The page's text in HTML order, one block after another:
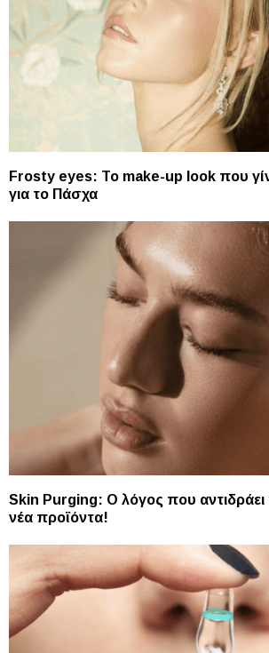
Frosty eyes: To make-up look που
για το Πάσχα
Skin Purging: Ο λόγος που αντιδράει
νέα προϊόντα!